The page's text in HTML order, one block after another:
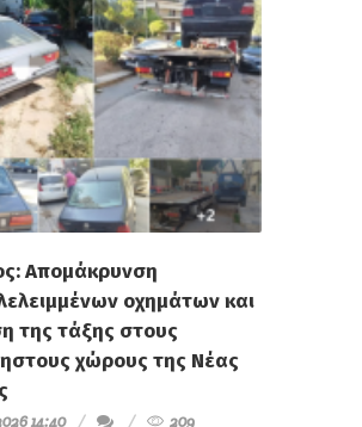
Απομάκρυνση
οχημάτων και
της τάξης στους
χώρους της Νέας